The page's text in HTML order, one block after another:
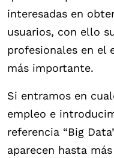
interesadas en
usuarios, con ello
profesionales en el
más importante.
Si entramos en
empleo e
referencia “Big
aparecen hasta